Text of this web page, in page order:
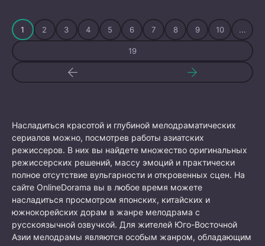
1 2 3 4 5 6 7 8 9 10 ...
19
Насладиться красотой и глубиной мелодраматических
сериалов можно, посмотрев работы азиатских
режиссеров. В них вы найдете множество оригинальных
режиссерских решений, массу эмоций и практически
полное отсутствие вульгарности и откровенных сцен. На
сайте OnlineDorama вы в любое время можете
насладиться просмотром японских, китайских и
южнокорейских дорам в жанре мелодрама с
русскоязычной озвучкой. Для жителей Юго-Восточной
Азии мелодрамы являются особым жанром, обладающим